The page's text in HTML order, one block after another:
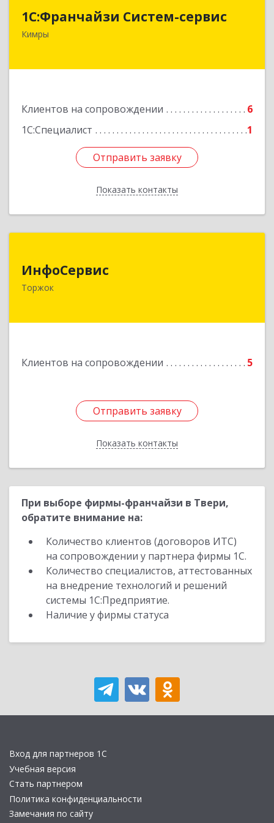
1С:Франчайзи Систем-сервис
Кимры
Клиентов на сопровождении
6
1С:Специалист
1
Отправить заявку
Показать контакты
171506, Тверская обл, Кимры г, Карла
Подробнее
Отправить заявку
Назад
ИнфоСервис
Торжок
Клиентов на сопровождении 5
Отправить заявку
Показать контакты
172002, Тверская обл, Торжок г, Радищева ул,
Подробнее
Отправить заявку
Назад
При выборе фирмы-франчайзи в Твери,
обратите внимание на:
Количество клиентов (договоров ИТС)
на сопровождении у партнера фирмы 1С.
Количество специалистов, аттестованных
на внедрение технологий и решений
системы 1С:Предприятие.
Наличие у фирмы статуса
Вход для партнеров 1С
Учебная версия
Стать партнером
Политика конфиденциальности
Замечания по сайту